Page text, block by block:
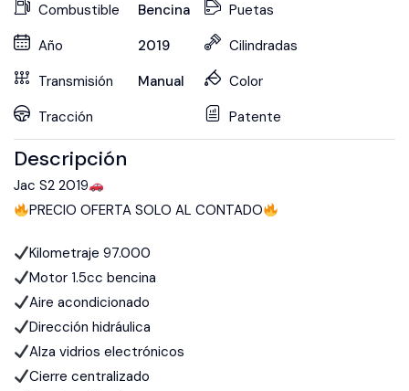
Combustible
Bencina
Año
2019
Transmisión
Manual
Tracción
Puetas
Cilindradas
Color
Patente
Descripción
Jac S2 2019
PRECIO OFERTA SOLO AL CONTADO
Kilometraje 97.000
Motor 1.5cc bencina
Aire acondicionado
Dirección hidráulica
Alza vidrios electrónicos
Cierre centralizado